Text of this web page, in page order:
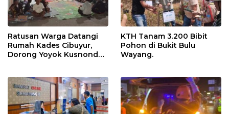
Ratusan Warga Datangi
Rumah Kades Cibuyur,
Dorong Yoyok Kusnondo
KTH Tanam 3.200 Bibit
Pohon di Bukit Bulu
Wayang.